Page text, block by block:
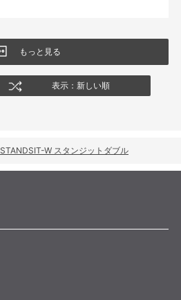
もっと見る
表示：新しい順
STANDSIT-W スタンジットダブル